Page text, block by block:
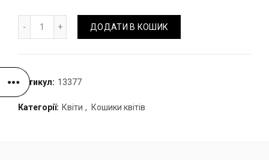
ДОДАТИ В КОШИК
Артикул: 13377
Категорії: Квіти , Кошики квітів